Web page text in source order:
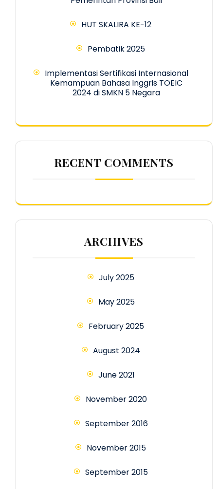
HUT SKALIRA KE-12
Pembatik 2025
Implementasi Sertifikasi Internasional
Kemampuan Bahasa Inggris TOEIC
2024 di SMKN 5 Negara
RECENT COMMENTS
ARCHIVES
July 2025
May 2025
February 2025
August 2024
June 2021
November 2020
September 2016
November 2015
September 2015